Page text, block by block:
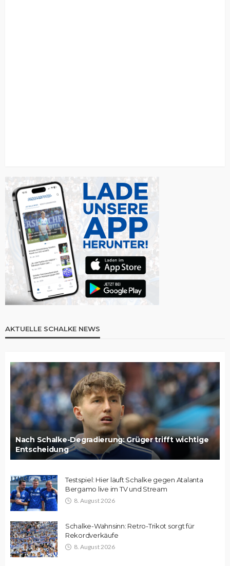
AKTUELLE SCHALKE NEWS
Nach Schalke-Degradierung: Grüger trifft wichtige
Entscheidung
Testspiel: Hier läuft Schalke gegen Atalanta
Bergamo live im TV und Stream
8. August 2026
Schalke-Wahnsinn: Retro-Trikot sorgt für
Rekordverkäufe
8. August 2026